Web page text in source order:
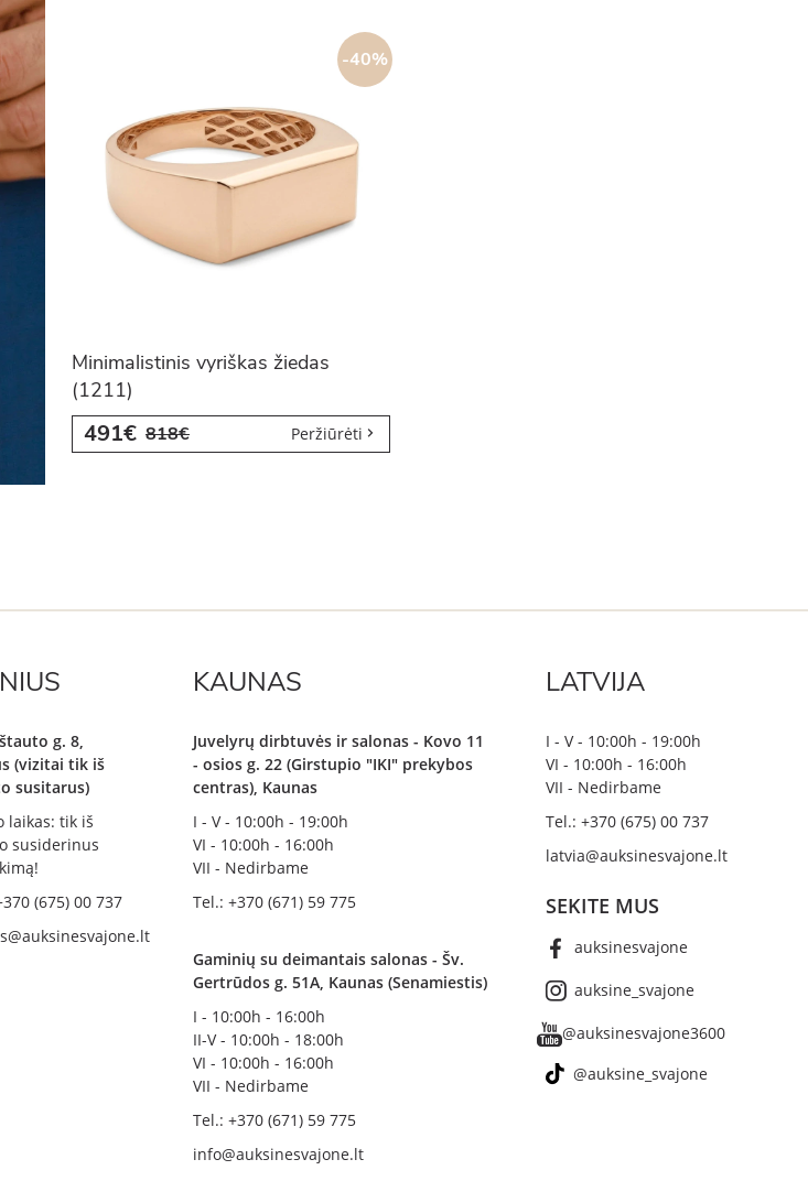
-40%
Minimalistinis vyriškas žiedas
(1211)
491€ 818€ Peržiūrėti
g. 8,
(vizitai tik iš
susitarus)
laikas: tik iš
susiderinus
(675) 00 737
KAUNAS
Juvelyrų dirbtuvės ir salonas - Kovo 11
- osios g. 22 (Girstupio "IKI" prekybos
centras), Kaunas
I - V - 10:00h - 19:00h
VI - 10:00h - 16:00h
VII - Nedirbame
Tel.: +370 (671) 59 775
Gaminių su deimantais salonas - Šv.
Gertrūdos g. 51A, Kaunas (Senamiestis)
I - 10:00h - 16:00h
II-V - 10:00h - 18:00h
VI - 10:00h - 16:00h
VII - Nedirbame
Tel.: +370 (671) 59 775
info@auksinesvajone.lt
LATVIJA
I - V - 10:00h - 19:00h
VI - 10:00h - 16:00h
VII - Nedirbame
Tel.: +370 (675) 00 737
latvia@auksinesvajone.lt
SEKITE MUS
auksinesvajone
auksine_svajone
@auksinesvajone3600
@auksine_svajone